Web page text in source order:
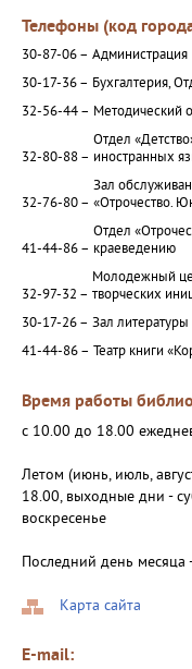
Телефоны (код
30-87-06 – Администрация
30-17-36 – Бухгалтерия,
32-56-44 – Методический
32-80-88 –
Отдел
иностранных
32-76-80 –
Зал
«Отрочество.
41-44-86 –
Отдел
краеведению
32-97-32 –
Молодежный
творческих
30-17-26 – Зал литературы
41-44-86 – Театр книги
Время работы
с 10.00 до 18.00
Летом (июнь, июль,
18.00, выходные дни -
воскресенье
Последний день месяца
Карта сайта
E-mail: